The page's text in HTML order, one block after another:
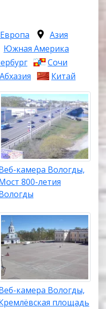
Европа
Азия
Южная Америка
Сочи
Абхазия Китай
камера Вологды,
800-летия
камера Вологды,
площадь